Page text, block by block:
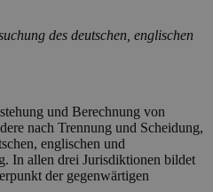
des deutschen, englischen
und Berechnung von
nach Trennung und Scheidung,
englischen und
In allen drei Jurisdiktionen bildet
der gegenwärtigen